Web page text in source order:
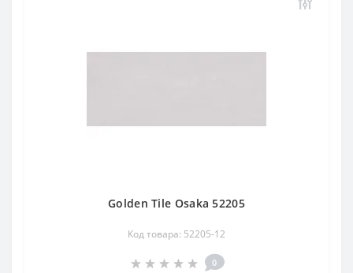
Golden Tile Osaka 52205
Код товара: 52205-12
0